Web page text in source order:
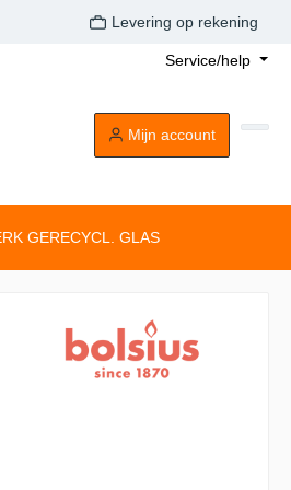
Levering op rekening
Service/help
Mijn account
GERECYCL. GLAS